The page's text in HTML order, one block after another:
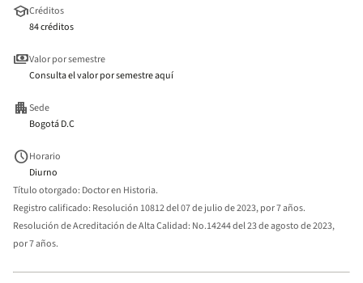
schoolCréditos
84 créditos
paymentsValor por semestre
Consulta el valor por semestre aquí
apartmentSede
Bogotá D.C
scheduleHorario
Diurno
Título otorgado: Doctor en Historia.
Registro calificado: Resolución 10812 del 07 de julio de 2023, por 7 años.
Resolución de Acreditación de Alta Calidad: No.14244 del 23 de agosto de 2023,
por 7 años.